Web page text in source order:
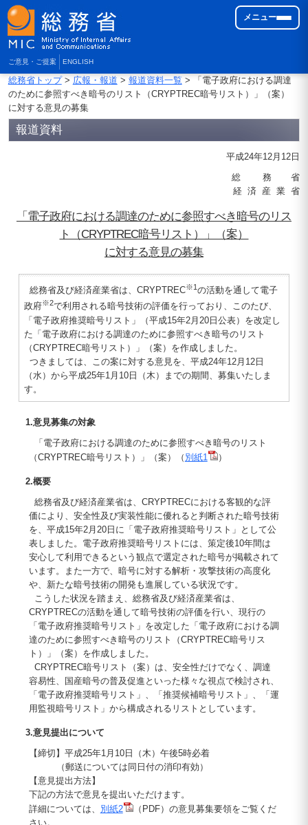
ご意見・ご提案 ENGLISH
メニュー
総務省トップ> 広報・報道 > 報道資料一覧> 「電子政府における調達
のために参照すべき暗号のリスト（CRYPTREC暗号リスト）」（案）
に対する意見の募集
報道資料
平成24年12月12日
総 務 省
経 済 産 業 省
「電子政府における調達のために参照すべき暗号のリス
ト（CRYPTREC暗号リスト）」（案）
に対する意見の募集
総務省及び経済産業省は、CRYPTREC※1の活動を通して電子
政府※2で利用される暗号技術の評価を行っており、このたび、
「電子政府推奨暗号リスト」（平成15年2月20日公表）を改定し
た「電子政府における調達のために参照すべき暗号のリスト
（CRYPTREC暗号リスト）」（案）を作成しました。
つきましては、この案に対する意見を、平成24年12月12日
（水）から平成25年1月10日（木）までの期間、募集いたしま
す。
1.意見募集の対象
「電子政府における調達のために参照すべき暗号のリスト
（CRYPTREC暗号リスト）」（案）（ 別紙1 ）
2.概要
総務省及び経済産業省は、CRYPTRECにおける客観的な評
価により、安全性及び実装性能に優れると判断された暗号技術
を、平成15年2月20日に「電子政府推奨暗号リスト」として公
表しました。電子政府推奨暗号リストには、策定後10年間は
安心して利用できるという観点で選定された暗号が掲載されて
います。また一方で、暗号に対する解析・攻撃技術の高度化
や、新たな暗号技術の開発も進展している状況です。
こうした状況を踏まえ、総務省及び経済産業省は、
CRYPTRECの活動を通して暗号技術の評価を行い、現行の
「電子政府推奨暗号リスト」を改定した「電子政府における調
達のために参照すべき暗号のリスト（CRYPTREC暗号リス
ト）」（案）を作成しました。
CRYPTREC暗号リスト（案）は、安全性だけでなく、調達
容易性、国産暗号の普及促進といった様々な視点で検討され、
「電子政府推奨暗号リスト」、「推奨候補暗号リスト」、「運
用監視暗号リスト」から構成されるリストとしています。
3.意見提出について
【締切】平成25年1月10日（木）午後5時必着
（郵送については同日付の消印有効）
【意見提出方法】
下記の方法で意見を提出いただけます。
詳細については、 別紙2
（PDF）の意見募集要領をご覧くだ
さい。